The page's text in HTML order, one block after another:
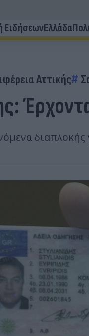
ΕιδήσεωνΕλλάδα
Αττικής